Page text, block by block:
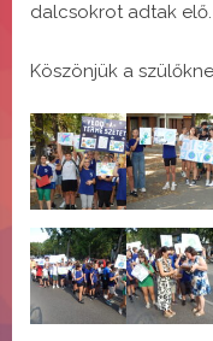
dalcsokrot adtak elő.
Köszönjük a